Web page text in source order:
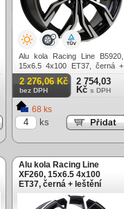
Alu kola Racing Line B5920,
15x6.5 4x100 ET37, černá +
leštění
2 276,06 Kč
bez DPH
2 754,03
Kč s DPH
68 ks
ks
Alu kola Racing Line
XF260, 15x6.5 4x100
ET37, černá + leštění